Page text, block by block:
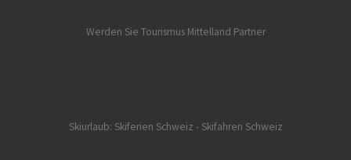
Werden Sie Tourismus Mittelland Partner
Skiurlaub: Skiferien Schweiz - Skifahren Schweiz